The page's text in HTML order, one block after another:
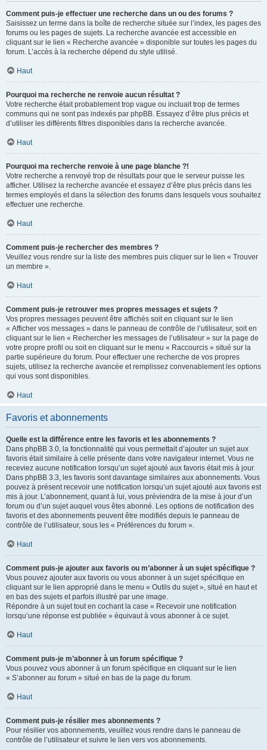
Comment puis-je effectuer une recherche dans un ou des forums ?
Saisissez un terme dans la boîte de recherche située sur l’index, les pages des
forums ou les pages de sujets. La recherche avancée est accessible en
cliquant sur le lien « Recherche avancée » disponible sur toutes les pages du
forum. L’accès à la recherche dépend du style utilisé.
Haut
Pourquoi ma recherche ne renvoie aucun résultat ?
Votre recherche était probablement trop vague ou incluait trop de termes
communs qui ne sont pas indexés par phpBB. Essayez d’être plus précis et
d’utiliser les différents filtres disponibles dans la recherche avancée.
Haut
Pourquoi ma recherche renvoie à une page blanche ?!
Votre recherche a renvoyé trop de résultats pour que le serveur puisse les
afficher. Utilisez la recherche avancée et essayez d’être plus précis dans les
termes employés et dans la sélection des forums dans lesquels vous souhaitez
effectuer une recherche.
Haut
Comment puis-je rechercher des membres ?
Veuillez vous rendre sur la liste des membres puis cliquer sur le lien « Trouver
un membre ».
Haut
Comment puis-je retrouver mes propres messages et sujets ?
Vos propres messages peuvent être affichés soit en cliquant sur le lien
« Afficher vos messages » dans le panneau de contrôle de l’utilisateur, soit en
cliquant sur le lien « Rechercher les messages de l’utilisateur » sur la page de
votre propre profil ou soit en cliquant sur le menu « Raccourcis » situé sur la
partie supérieure du forum. Pour effectuer une recherche de vos propres
sujets, utilisez la recherche avancée et remplissez convenablement les options
qui vous sont disponibles.
Haut
Favoris et abonnements
Quelle est la différence entre les favoris et les abonnements ?
Dans phpBB 3.0, la fonctionnalité qui vous permettait d’ajouter un sujet aux
favoris était similaire à celle présente dans votre navigateur internet. Vous ne
receviez aucune notification lorsqu’un sujet ajouté aux favoris était mis à jour.
Dans phpBB 3.3, les favoris sont davantage similaires aux abonnements. Vous
pouvez à présent recevoir une notification lorsqu’un sujet ajouté aux favoris est
mis à jour. L’abonnement, quant à lui, vous préviendra de la mise à jour d’un
forum ou d’un sujet auquel vous êtes abonné. Les options de notification des
favoris et des abonnements peuvent être modifiés depuis le panneau de
contrôle de l’utilisateur, sous les « Préférences du forum ».
Haut
Comment puis-je ajouter aux favoris ou m’abonner à un sujet spécifique ?
Vous pouvez ajouter aux favoris ou vous abonner à un sujet spécifique en
cliquant sur le lien approprié dans le menu « Outils du sujet », situé en haut et
en bas des sujets et parfois illustré par une image.
Répondre à un sujet tout en cochant la case « Recevoir une notification
lorsqu’une réponse est publiée » équivaut à vous abonner à ce sujet.
Haut
Comment puis-je m’abonner à un forum spécifique ?
Vous pouvez vous abonner à un forum spécifique en cliquant sur le lien
« S’abonner au forum » situé en bas de la page du forum.
Haut
Comment puis-je résilier mes abonnements ?
Pour résilier vos abonnements, veuillez vous rendre dans le panneau de
contrôle de l’utilisateur et suivre le lien vers vos abonnements.